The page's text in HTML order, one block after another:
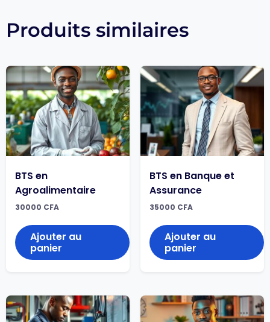
Produits similaires
BTS en
Agroalimentaire
30000 CFA
Ajouter au
panier
BTS en Banque et
Assurance
35000 CFA
Ajouter au
panier